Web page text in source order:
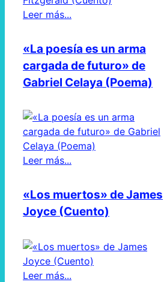
Leer más...
«La poesía es un arma
cargada de futuro» de
Gabriel Celaya (Poema)
Leer más...
«Los muertos» de James
Joyce (Cuento)
Leer más...